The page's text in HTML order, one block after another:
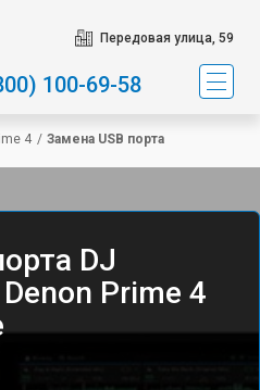
Передовая улица, 59
100-69-58
4 / Замена USB порта
DJ
Prime 4